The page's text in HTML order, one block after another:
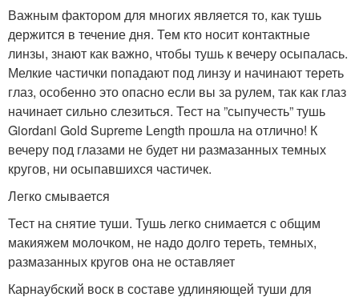
Важным фактором для многих является то, как тушь
держится в течение дня. Тем кто носит контактные
линзы, знают как важно, чтобы тушь к вечеру осыпалась.
Мелкие частички попадают под линзу и начинают тереть
глаз, особенно это опасно если вы за рулем, так как глаз
начинает сильно слезиться. Тест на ”сыпучесть” тушь
Giordani Gold Supreme Length прошла на отлично! К
вечеру под глазами не будет ни размазанных темных
кругов, ни осыпавшихся частичек.
Легко смывается
Тест на снятие туши. Тушь легко снимается с общим
макияжем молочком, не надо долго тереть, темных,
размазанных кругов она не оставляет
Карнаубский воск в составе удлиняющей туши для